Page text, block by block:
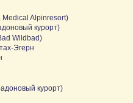
Alpinresort)
курорт)
Wildbad)
Эгерн
курорт)